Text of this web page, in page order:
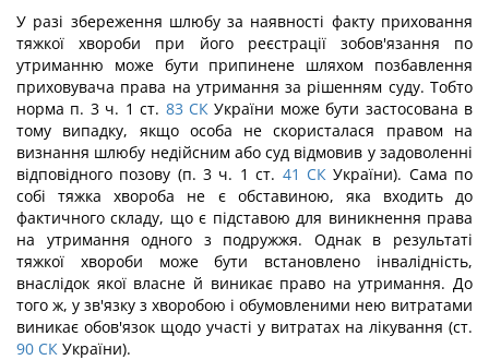
У разі збереження шлюбу за наявності факту приховання
тяжкої хвороби при його реєстрації зобов'язання по
утриманню може бути припинене шляхом позбавлення
приховувача права на утримання за рішенням суду. Тобто
норма п. 3 ч. 1 ст. 83 СКУкраїни може бути застосована в
тому випадку, якщо особа не скористалася правом на
визнання шлюбу недійсним або суд відмовив у задоволенні
відповідного позову (п. 3 ч. 1 ст. 41 СКУкраїни). Сама по
собі тяжка хвороба не є обставиною, яка входить до
фактичного складу, що є підставою для виникнення права
на утримання одного з подружжя. Однак в результаті
тяжкої хвороби може бути встановлено інвалідність,
внаслідок якої власне й виникає право на утримання. До
того ж, у зв'язку з хворобою і обумовленими нею витратами
виникає обов'язок щодо участі у витратах на лікування (ст.
90 СК України).